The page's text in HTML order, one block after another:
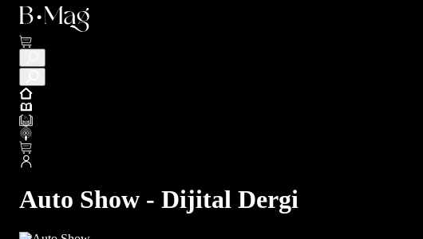
Auto Show - Dijital Dergi